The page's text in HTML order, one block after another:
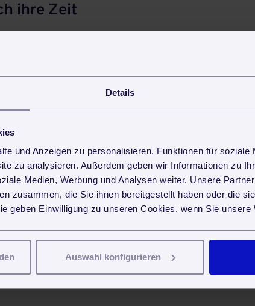
Details
und Anzeigen zu personalisieren, Funktionen für soziale
zu analysieren. Außerdem geben wir Informationen zu
Medien, Werbung und Analysen weiter. Unsere
zusammen, die Sie ihnen bereitgestellt haben oder die
geben Einwilligung zu unseren Cookies, wenn Sie unsere
Auswahl konfigurieren
ihre Zeit
zu guter Qualität gereinigt werden
also auch künftig weiter beschäftigen. Die
weiß:Sauberkeit braucht einfach ihre Zeit.
Sternen von 103 Lesern.
teilen teilen